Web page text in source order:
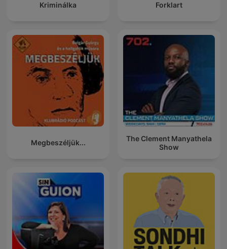
Kriminálka Forklart
Megbeszéljük...
The Clement Manyathela
Show